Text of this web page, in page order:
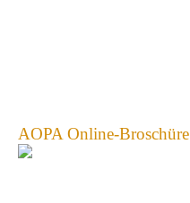
AOPA Online-Broschüre